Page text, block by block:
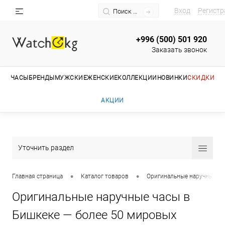
Вход
+996 (500) 501 920
Заказать звонок
ЧАСЫ БРЕНДЫ МУЖСКИЕЖЕНСКИЕКОЛЛЕКЦИИ НОВИНКИСКИДКИ
АКЦИИ
Уточнить раздел
Главная страница • Каталог товаров • Оригинальные наручные
Оригинальные наручные часы в
Бишкеке — более 50 мировых